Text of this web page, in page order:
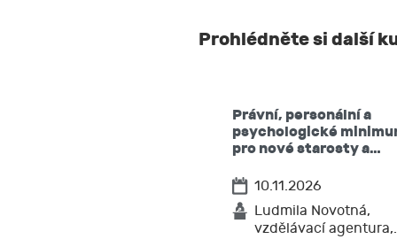
Prohlédněte si další
Právní, personální a
psychologické
pro nové starosty a…
10.11.2026
Ludmila Novotná,
vzdělávací